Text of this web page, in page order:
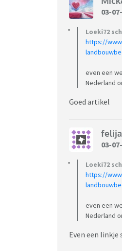
03-
Loeki72
https://
even een
Nederland
Goed artikel
felija
03-
Loeki72
https://
even een
Nederland
Even een linkje